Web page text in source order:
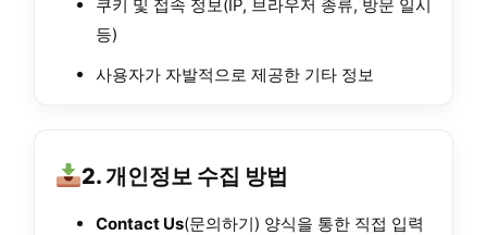
쿠키 및 접속 정보(IP, 브라우저 종류, 방문 일시
등)
사용자가 자발적으로 제공한 기타 정보
2. 개인정보 수집 방법
Contact Us(문의하기) 양식을 통한 직접 입력